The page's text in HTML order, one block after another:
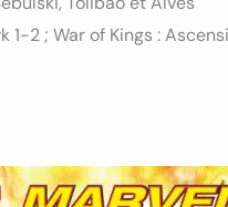
1-2 ; War of Kings :